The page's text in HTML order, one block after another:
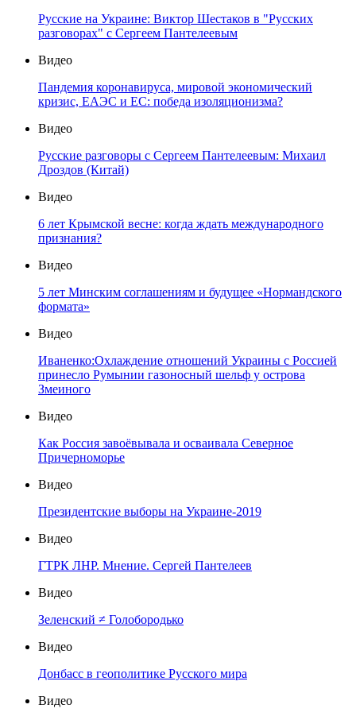
Русские на Украине: Виктор Шестаков в "Русских
разговорах" с Сергеем Пантелеевым
Видео
Пандемия коронавируса, мировой экономический
кризис, ЕАЭС и ЕС: победа изоляционизма?
Видео
Русские разговоры с Сергеем Пантелеевым: Михаил
Дроздов (Китай)
Видео
6 лет Крымской весне: когда ждать международного
признания?
Видео
5 лет Минским соглашениям и будущее «Нормандского
формата»
Видео
Иваненко:Охлаждение отношений Украины с Россией
принесло Румынии газоносный шельф у острова
Змеиного
Видео
Как Россия завоёвывала и осваивала Северное
Причерноморье
Видео
Президентские выборы на Украине-2019
Видео
ГТРК ЛНР. Мнение. Сергей Пантелеев
Видео
Зеленский ≠ Голобородько
Видео
Донбасс в геополитике Русского мира
Видео